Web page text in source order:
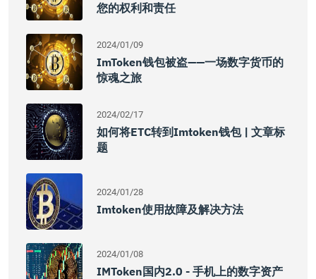
您的权利和责任
2024/01/09
ImToken钱包被盗——一场数字货币的
惊魂之旅
2024/02/17
如何将ETC转到imtoken钱包 | 文章标
题
2024/01/28
Imtoken使用故障及解决方法
2024/01/08
IMToken国内2.0 - 手机上的数字资产